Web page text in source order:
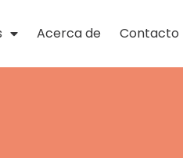
Acerca de Contacto